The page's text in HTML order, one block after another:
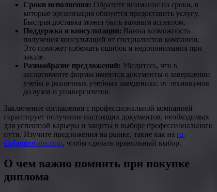
Сроки исполнения: Обратите внимание на сроки, в
которые организация обязуется предоставить услугу.
Быстрая доставка может быть важным аспектом.
Поддержка и консультации: Важна возможность
получения консультаций от специалистов компании.
Это поможет избежать ошибок и недопонимания при
заказе.
Разнообразие предложений: Убедитесь, что в
ассортименте фирмы имеются документы о завершении
учебы в различных учебных заведениях: от техникумов
до вузов и университетов.
Заключение соглашения с профессиональной компанией
гарантирует получение настоящих документов, необходимых
для успешной карьеры и защиты в выборе профессионального
пути. Изучите предложения на рынке, такие как на ru-
diplomirovans.com, чтобы сделать правильный выбор.
О чем важно помнить при покупке
диплома